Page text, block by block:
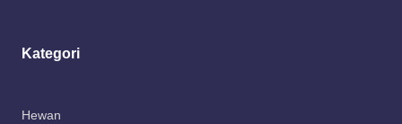
Kategori
Hewan